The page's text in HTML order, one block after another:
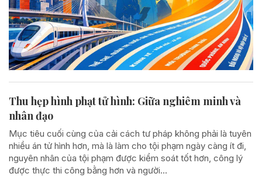
Thu hẹp hình phạt tử hình: Giữa nghiêm minh và
nhân đạo
Mục tiêu cuối cùng của cải cách tư pháp không phải là tuyên
nhiều án tử hình hơn, mà là làm cho tội phạm ngày càng ít đi,
nguyên nhân của tội phạm được kiểm soát tốt hơn, công lý
được thực thi công bằng hơn và người...